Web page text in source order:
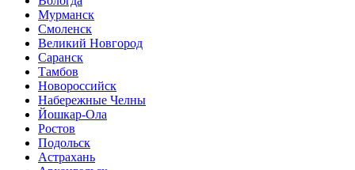
Мурманск
Смоленск
Великий Новгород
Саранск
Тамбов
Новороссийск
Набережные Челны
Йошкар-Ола
Ростов
Подольск
Астрахань